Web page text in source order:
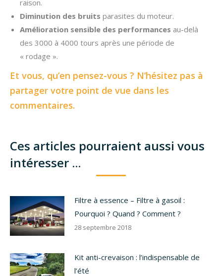
raison.
Diminution des bruits parasites du moteur.
Amélioration sensible des performances au-delà
des 3000 à 4000 tours après une période de
« rodage ».
Et vous, qu’en pensez-vous ? N’hésitez pas à
partager votre point de vue dans les
commentaires.
Ces articles pourraient aussi vous
intéresser ...
Filtre à essence – Filtre à gasoil :
Pourquoi ? Quand ? Comment ?
28 septembre 2018
Kit anti-crevaison : l’indispensable de
l’été